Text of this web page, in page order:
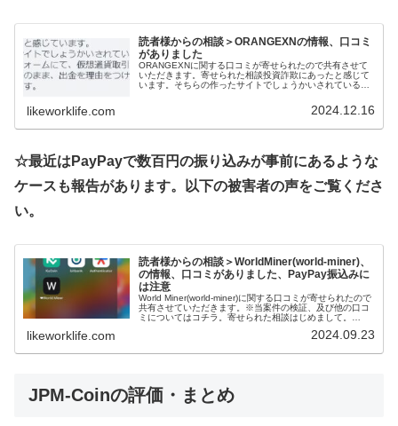
読者様からの相談＞ORANGEXNの情報、口コミ
がありました
ORANGEXNに関する口コミが寄せられたので共有させて
いただきます。寄せられた相談投資詐欺にあったと感じて
います。そちらの作ったサイトでしょうかいされている
likeworklife.com 2024.12.16
☆最近はPayPayで数百円の振り込みが事前にあるような
ケースも報告があります。以下の被害者の声をご覧くださ
い。
読者様からの相談＞WorldMiner(world-miner)、
の情報、口コミがありました、PayPay振込みに
は注意
World Miner(world-miner)に関する口コミが寄せられたので
共有させていただきます。※当案件の検証、及び他の口コ
ミについてはコチラ。寄せられた相談はじめまして。
likeworklife.com 2024.09.23
JPM-Coinの評価・まとめ